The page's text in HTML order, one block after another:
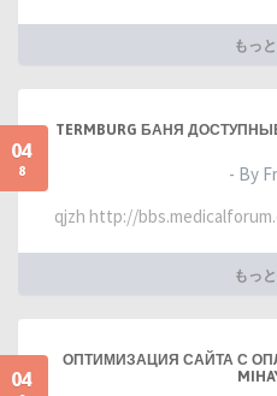
もっ
04
8
TERMBURG БАНЯ
- By
qjzh http://
もっ
04
ОПТИМИЗАЦИЯ САЙТА С